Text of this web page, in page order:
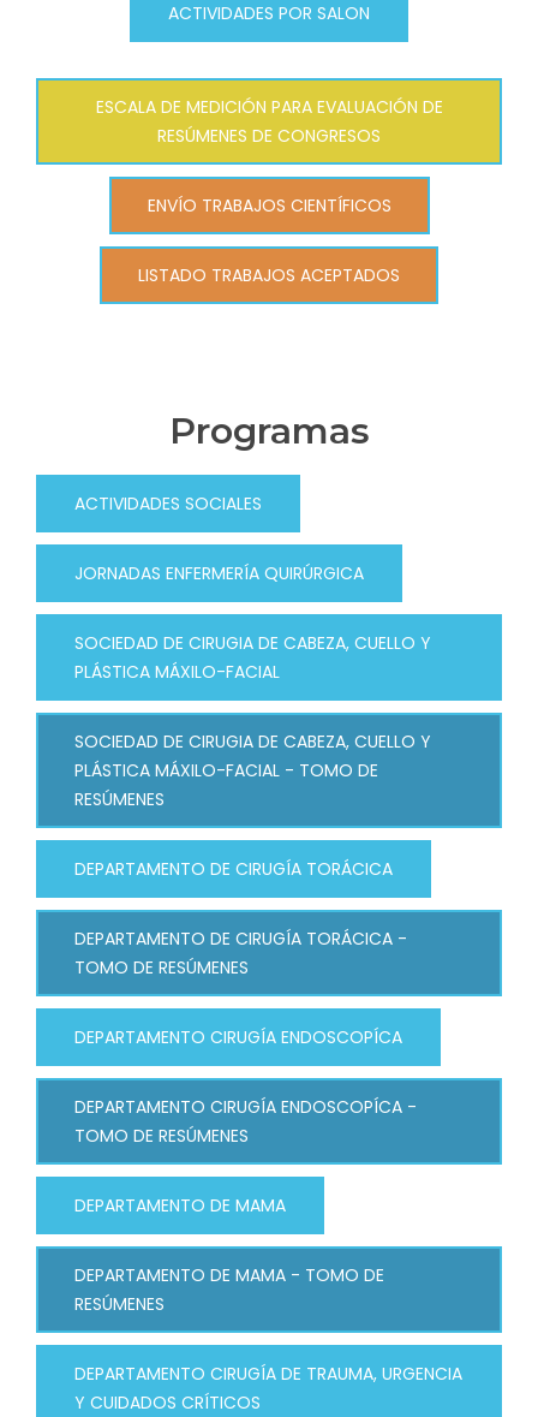
ACTIVIDADES POR SALON
ESCALA DE MEDICIÓN PARA EVALUACIÓN DE
RESÚMENES DE CONGRESOS
ENVÍO TRABAJOS CIENTÍFICOS
LISTADO TRABAJOS ACEPTADOS
Programas
ACTIVIDADES SOCIALES
JORNADAS ENFERMERÍA QUIRÚRGICA
SOCIEDAD DE CIRUGIA DE CABEZA, CUELLO Y
PLÁSTICA MÁXILO-FACIAL
SOCIEDAD DE CIRUGIA DE CABEZA, CUELLO Y
PLÁSTICA MÁXILO-FACIAL - TOMO DE
RESÚMENES
DEPARTAMENTO DE CIRUGÍA TORÁCICA
DEPARTAMENTO DE CIRUGÍA TORÁCICA -
TOMO DE RESÚMENES
DEPARTAMENTO CIRUGÍA ENDOSCOPÍCA
DEPARTAMENTO CIRUGÍA ENDOSCOPÍCA -
TOMO DE RESÚMENES
DEPARTAMENTO DE MAMA
DEPARTAMENTO DE MAMA - TOMO DE
RESÚMENES
DEPARTAMENTO CIRUGÍA DE TRAUMA, URGENCIA
Y CUIDADOS CRÍTICOS